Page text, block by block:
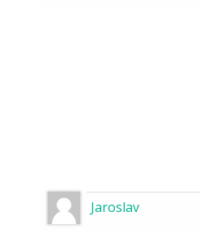
Jaroslav